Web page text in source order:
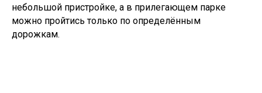
небольшой пристройке, а в прилегающем парке
можно пройтись только по определённым
дорожкам.